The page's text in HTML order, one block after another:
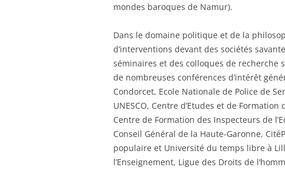
mondes baroques de Namur).
Dans le domaine politique et de la
d’interventions devant des sociétés
séminaires et des colloques de recherche
de nombreuses conférences d’intérêt
Condorcet, Ecole Nationale de Police de
UNESCO, Centre d’Etudes et de
Centre de Formation des Inspecteurs de
Conseil Général de la Haute-Garonne,
populaire et Université du temps libre à
l’Enseignement, Ligue des Droits de